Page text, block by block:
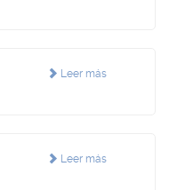
Leer más
Leer más